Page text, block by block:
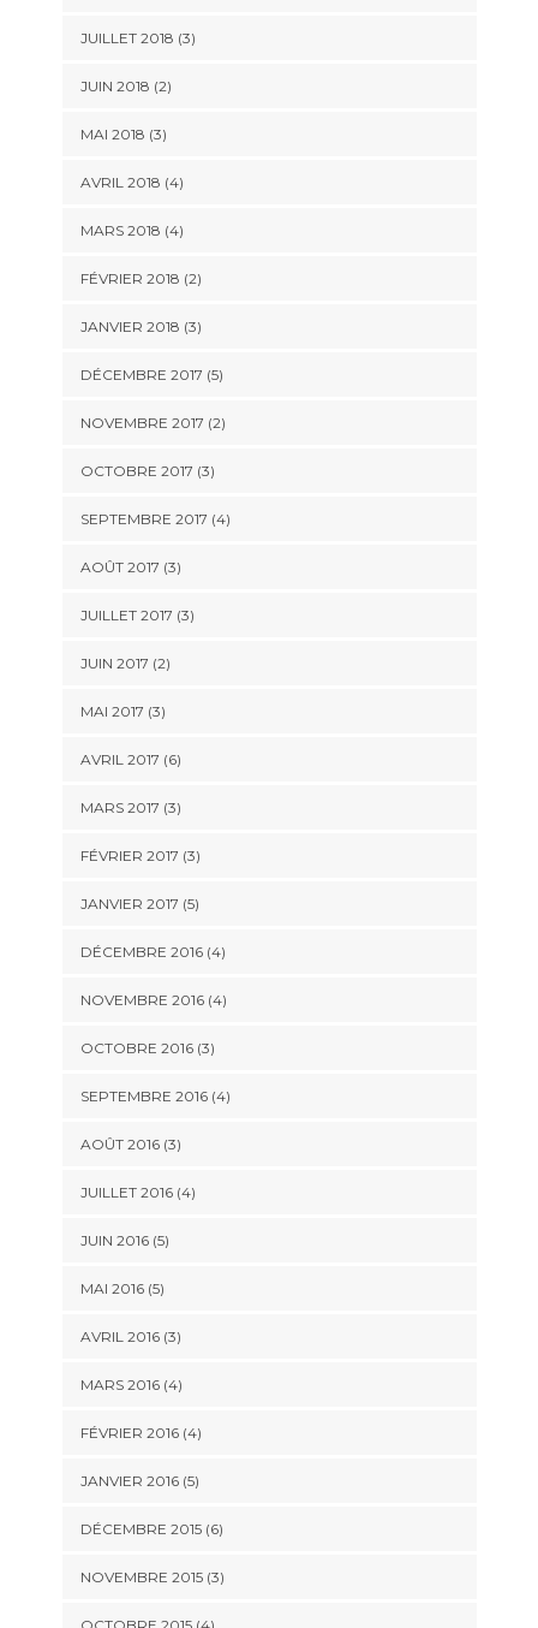
JUILLET 2018 (3)
JUIN 2018 (2)
MAI 2018 (3)
AVRIL 2018 (4)
MARS 2018 (4)
FÉVRIER 2018 (2)
JANVIER 2018 (3)
DÉCEMBRE 2017 (5)
NOVEMBRE 2017 (2)
OCTOBRE 2017 (3)
SEPTEMBRE 2017 (4)
AOÛT 2017 (3)
JUILLET 2017 (3)
JUIN 2017 (2)
MAI 2017 (3)
AVRIL 2017 (6)
MARS 2017 (3)
FÉVRIER 2017 (3)
JANVIER 2017 (5)
DÉCEMBRE 2016(4)
NOVEMBRE 2016(4)
OCTOBRE 2016(3)
SEPTEMBRE 2016(4)
AOÛT 2016(3)
JUILLET 2016(4)
JUIN 2016(5)
MAI 2016(5)
AVRIL 2016(3)
MARS 2016(4)
FÉVRIER 2016(4)
JANVIER 2016(5)
DÉCEMBRE 2015(6)
NOVEMBRE 2015(3)